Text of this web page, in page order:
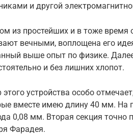
и другой
из простейших и в тоже время
вечными, воплощена его
выше опыт по физике.
и без лишних хлопот.
этого устройства особо
вместе имею длину 40 мм. На
0,08 мм. Вторая секция точно
Фарадея.